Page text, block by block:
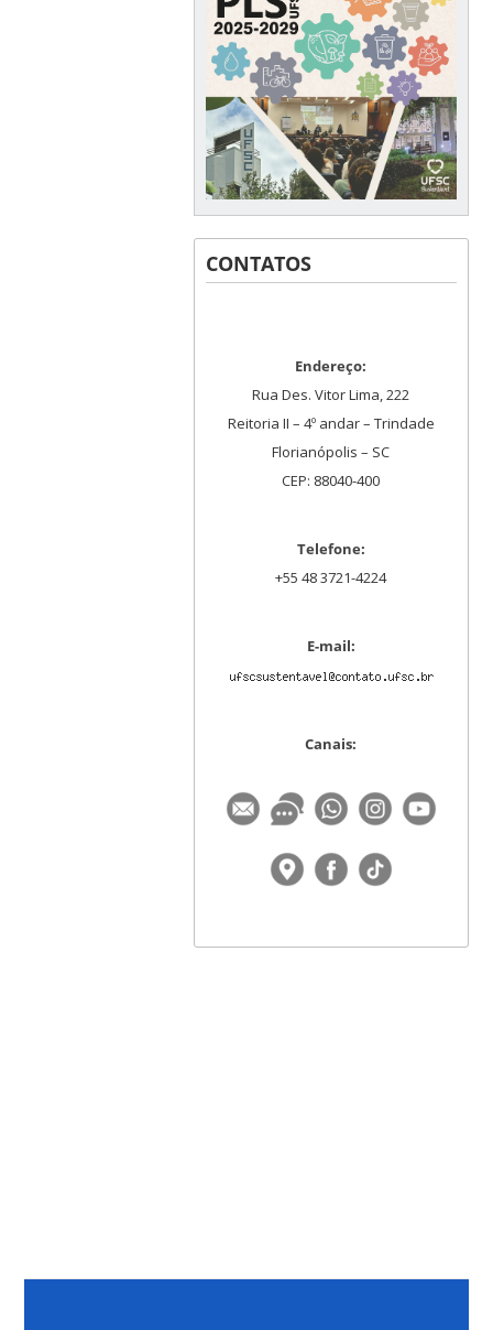
CONTATOS
Endereço:
Rua Des. Vitor Lima, 222
Reitoria II – 4º andar – Trindade
Florianópolis – SC
CEP: 88040-400
Telefone:
+55 48 3721-4224
E-mail:
Canais: